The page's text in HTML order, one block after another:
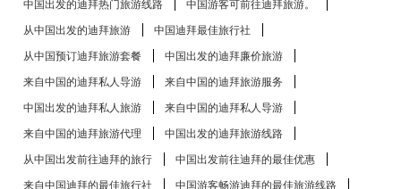
中国出发的迪拜热门旅游线路
中国游客可前往迪拜旅游。
从中国出发的迪拜旅游
中国迪拜最佳旅行社
从中国预订迪拜旅游套餐
中国出发的迪拜廉价旅游
来自中国的迪拜私人导游
来自中国的迪拜旅游服务
中国出发的迪拜私人旅游
来自中国的迪拜私人导游
来自中国的迪拜旅游代理
中国出发的迪拜旅游线路
从中国出发前往迪拜的旅行
中国出发前往迪拜的最佳优惠
来自中国迪拜的最佳旅行社
中国游客畅游迪拜的最佳旅游线路